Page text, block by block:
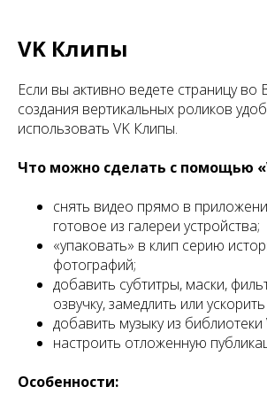
VK Клипы
Если вы активно ведете страницу во
создания вертикальных роликов
использовать VK Клипы.
Что можно сделать с помощью
снять видео прямо в
готовое из галереи устройства;
«упаковать» в клип серию
фотографий;
добавить субтитры, маски,
озвучку, замедлить или
добавить музыку из библиотеки
настроить отложенную
Особенности: